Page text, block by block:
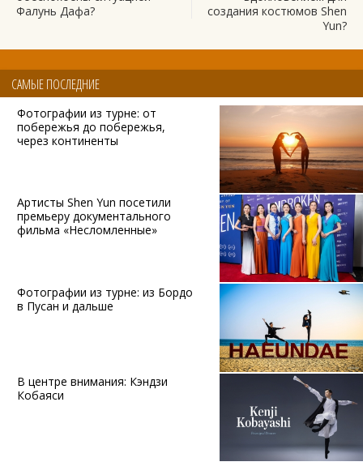
Фалунь Дафа?
создания костюмов Shen
Yun?
САМЫЕ ПОСЛЕДНИЕ
Фотографии из турне: от
побережья до побережья,
через континенты
Артисты Shen Yun посетили
премьеру документального
фильма «Несломленные»
Фотографии из турне: из Бордо
в Пусан и дальше
В центре внимания: Кэндзи
Кобаяси